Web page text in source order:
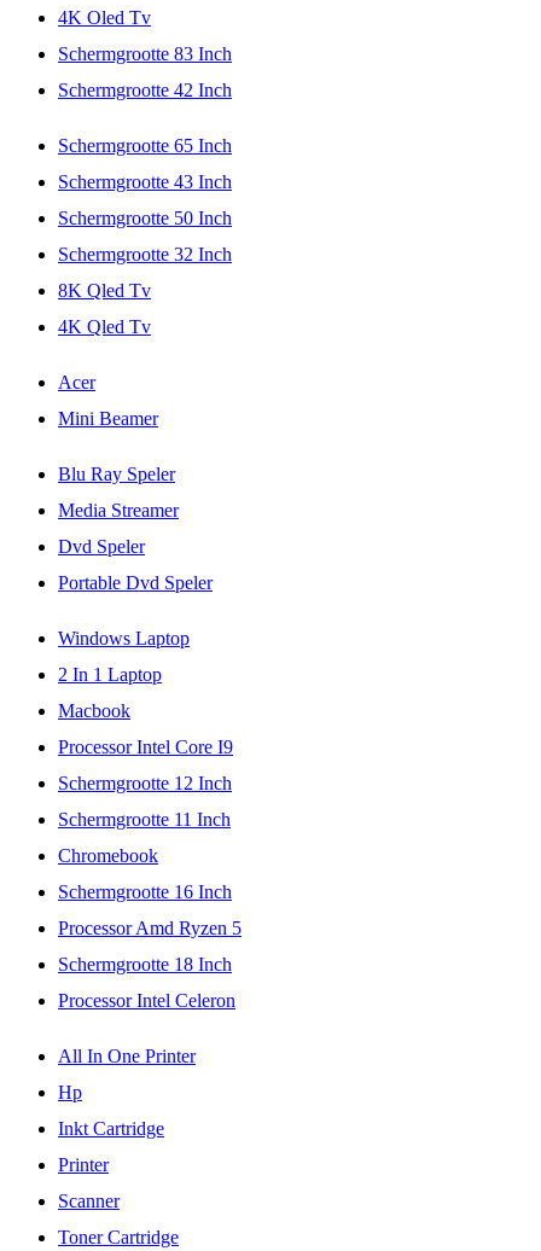
4K Oled Tv
Schermgrootte 83 Inch
Schermgrootte 42 Inch
Schermgrootte 65 Inch
Schermgrootte 43 Inch
Schermgrootte 50 Inch
Schermgrootte 32 Inch
8K Qled Tv
4K Qled Tv
Acer
Mini Beamer
Blu Ray Speler
Media Streamer
Dvd Speler
Portable Dvd Speler
Windows Laptop
2 In 1 Laptop
Macbook
Processor Intel Core I9
Schermgrootte 12 Inch
Schermgrootte 11 Inch
Chromebook
Schermgrootte 16 Inch
Processor Amd Ryzen 5
Schermgrootte 18 Inch
Processor Intel Celeron
All In One Printer
Hp
Inkt Cartridge
Printer
Scanner
Toner Cartridge